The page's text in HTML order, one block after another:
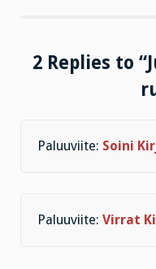
2 Replies to
Paluuviite: Soini
Paluuviite: Virrat